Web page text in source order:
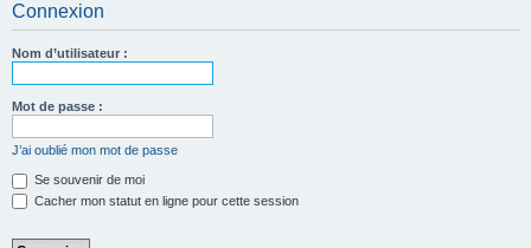
Connexion
Nom d’utilisateur :
Mot de passe :
J’ai oublié mon mot de passe
Se souvenir de moi
Cacher mon statut en ligne pour cette session